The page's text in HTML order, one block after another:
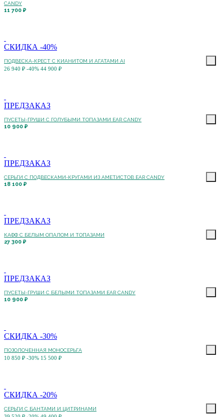
CANDY
11 700 ₽
СКИДКА -40%
ПОДВЕСКА-КРЕСТ С КИАНИТОМ И АГАТАМИ AI
26 940 ₽ -40% 44 900 ₽
ПРЕДЗАКАЗ
ПУСЕТЫ-ГРУШИ С ГОЛУБЫМИ ТОПАЗАМИ EAR CANDY
10 900 ₽
ПРЕДЗАКАЗ
СЕРЬГИ С ПОДВЕСКАМИ-КРУГАМИ ИЗ АМЕТИСТОВ EAR CANDY
18 100 ₽
ПРЕДЗАКАЗ
КАФФ С БЕЛЫМ ОПАЛОМ И ТОПАЗАМИ
27 300 ₽
ПРЕДЗАКАЗ
ПУСЕТЫ-ГРУШИ С БЕЛЫМИ ТОПАЗАМИ EAR CANDY
10 900 ₽
СКИДКА -30%
ПОЗОЛОЧЕННАЯ МОНОСЕРЬГА
10 850 ₽ -30% 15 500 ₽
СКИДКА -20%
СЕРЬГИ С БАНТАМИ И ЦИТРИНАМИ